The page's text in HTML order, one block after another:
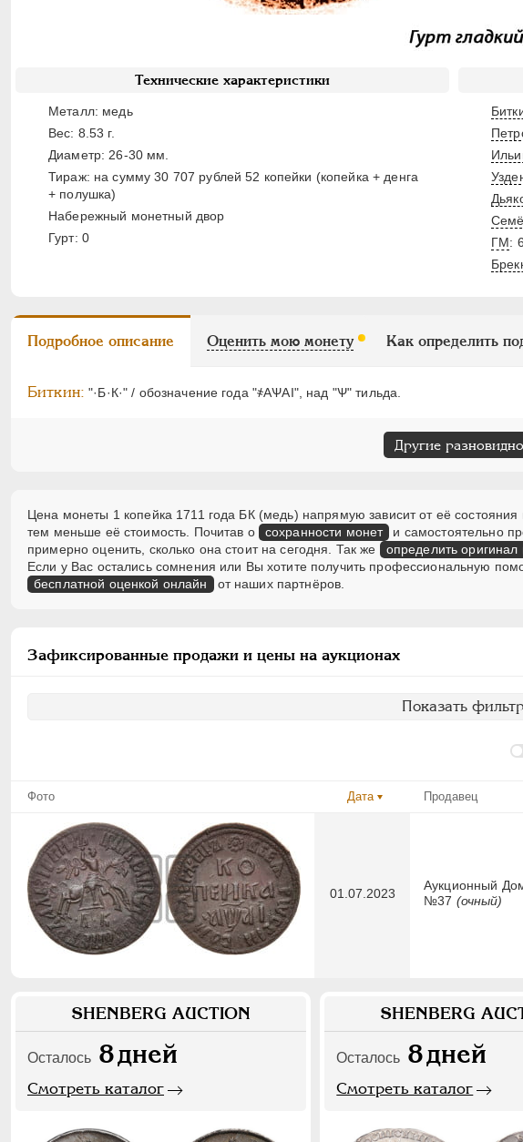
Технические характеристики
Металл: медь
Вес: 8.53 г.
Диаметр: 26-30 мм.
Тираж: на сумму 30 707 рублей 52 копейки (копейка + денга
+ полушка)
Набережный монетный двор
Гурт: 0
ГМ:
Подробное описание Оценить мою монету Как определить
Биткин: "·Б·К·" / обозначение года "҂АѰАI", над "Ѱ" тильда.
Другие
Цена монеты 1 копейка 1711 года БК (медь) напрямую зависит от её
тем меньше её стоимость. Почитав о
сохранности монет
и самостоятельно
примерно оценить, сколько она стоит на сегодня. Так же
определить оригинал
Если у Вас остались сомнения или Вы хотите получить профессиональную
бесплатной оценкой онлайн от наших партнёров.
Зафиксированные продажи и цены на аукционах
Показать фильтр
Фото Дата Продавец
01.07.2023
Аукционный
№37 (очный)
SHENBERG AUCTION
Осталось 8дней
Смотреть каталог
SHENBERG
Осталось 8дней
Смотреть каталог